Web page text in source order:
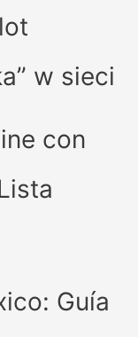
w sieci
con
Guía